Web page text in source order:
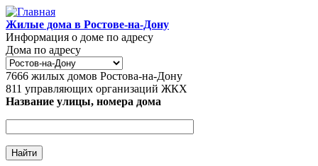
Перейти к основному содержанию
Жилые дома в Ростове-на-Дону
Информация о доме по адресу
Дома по адресу
7666 жилых домов Ростова-на-Дону
811 управляющих организаций ЖКХ
Название улицы, номера дома